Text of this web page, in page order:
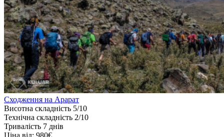
Сходження на Арарат
Висотна складність 5/10
Технічна складність 2/10
Тривалість 7 днів